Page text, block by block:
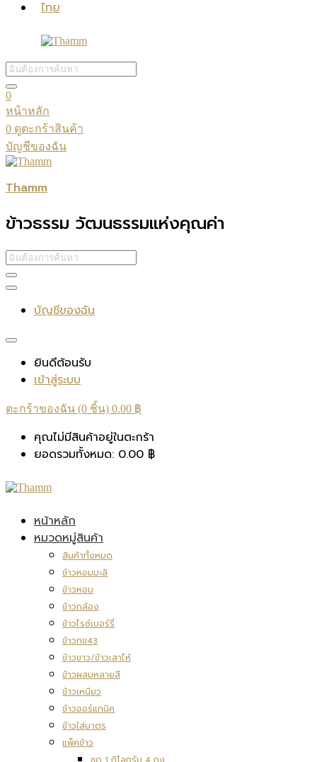
ไทย
0
หน้าหลัก
0 ดูตะกร้าสินค้า
บัญชีของฉัน
Thamm
ข้าวธรรม วัฒนธรรมแห่งคุณค่า
บัญชีของฉัน
ยินดีต้อนรับ
เข้าสู่ระบบ
ตะกร้าของฉัน (0 ชิ้น) 0.00 ฿
คุณไม่มีสินค้าอยู่ในตะกร้า
ยอดรวมทั้งหมด: 0.00 ฿
หน้าหลัก
หมวดหมู่สินค้า
สินค้าทั้งหมด
ข้าวหอมมะลิ
ข้าวหอม
ข้าวกล้อง
ข้าวไรซ์เบอร์รี่
ข้าวกข43
ข้าวขาว/ข้าวเสาไห้
ข้าวผสมหลายสี
ข้าวเหนียว
ข้าวออร์แกนิค
ข้าวใส่บาตร
แพ็คข้าว